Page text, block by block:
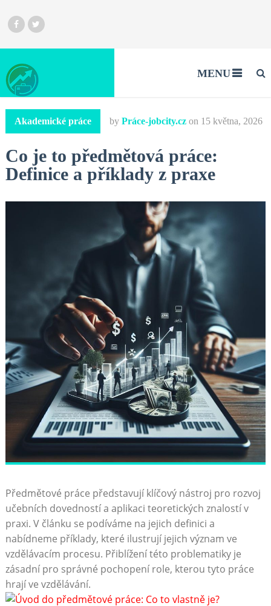
MENU
Akademické práce by Práce-jobcity.cz on 15 května, 2026
Co je to předmětová práce:
Definice a příklady z praxe
Předmětové práce představují‍ klíčový nástroj pro rozvoj
učebních dovedností a aplikaci teoretických znalostí v
praxi. ⁣V článku se ‍podíváme na jejich‍ definici a
⁤nabídneme příklady, které ilustrují jejich význam ve
‍vzdělávacím ⁢procesu. Přiblížení této‌ problematiky je
zásadní pro správné pochopení role, ⁣kterou tyto práce
hrají ve vzdělávání.